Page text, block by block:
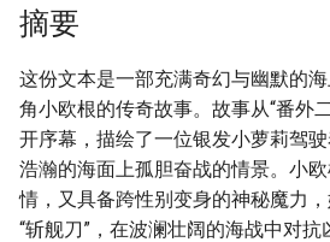
摘要
这份文本是一部充满奇幻与幽默的
角小欧根的传奇故事。故事从“番外
开序幕，描绘了一位银发小萝莉驾
浩瀚的海面上孤胆奋战的情景。小
情，又具备跨性别变身的神秘魔力
“斩舰刀”，在波澜壮阔的海战中对